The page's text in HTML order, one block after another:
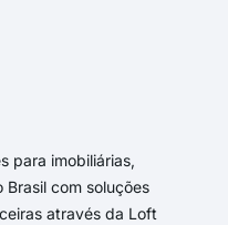
para imobiliárias,
Brasil com soluções
através da Loft